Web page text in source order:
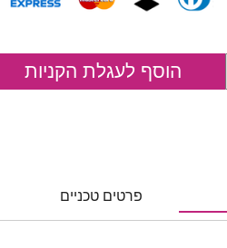
פרטים טכניים